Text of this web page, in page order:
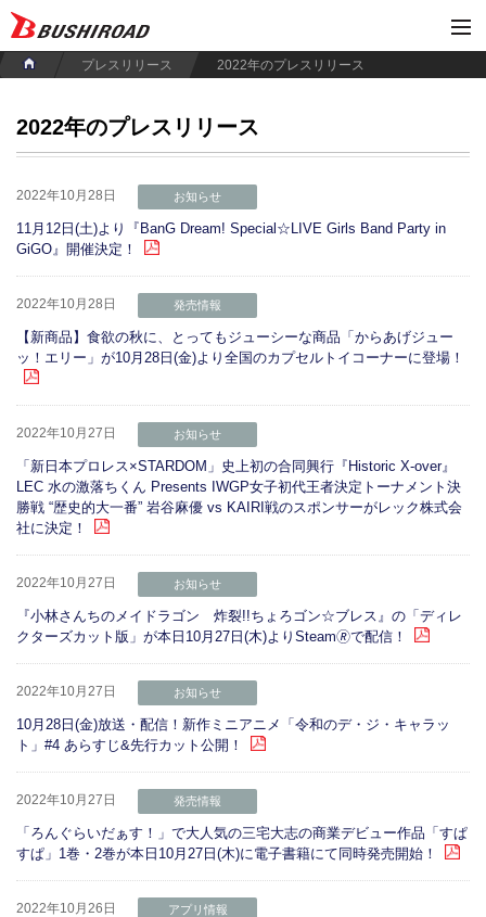
プレスリリース 2022年のプレスリリース
2022年のプレスリリース
2022年10月28日 お知らせ
11月12日(土)より『BanG Dream! Special☆LIVE Girls Band Party in
GiGO』開催決定！
2022年10月28日 発売情報
【新商品】食欲の秋に、とってもジューシーな商品「からあげジュー
ッ！エリー」が10月28日(金)より全国のカプセルトイコーナーに登場！
2022年10月27日 お知らせ
「新日本プロレス×STARDOM」史上初の合同興行『Historic X-over』
LEC 水の激落ちくん Presents IWGP女子初代王者決定トーナメント決
勝戦 “歴史的大一番” 岩谷麻優 vs KAIRI戦のスポンサーがレック株式会
社に決定！
2022年10月27日 お知らせ
『小林さんちのメイドラゴン 炸裂!!ちょろゴン☆ブレス』の「ディレ
クターズカット版」が本日10月27日(木)よりSteam🄬で配信！
2022年10月27日 お知らせ
10月28日(金)放送・配信！新作ミニアニメ「令和のデ・ジ・キャラッ
ト」#4 あらすじ&先行カット公開！
2022年10月27日 発売情報
「ろんぐらいだぁす！」で大人気の三宅大志の商業デビュー作品「すぱ
すぱ」1巻・2巻が本日10月27日(木)に電子書籍にて同時発売開始！
2022年10月26日 アプリ情報